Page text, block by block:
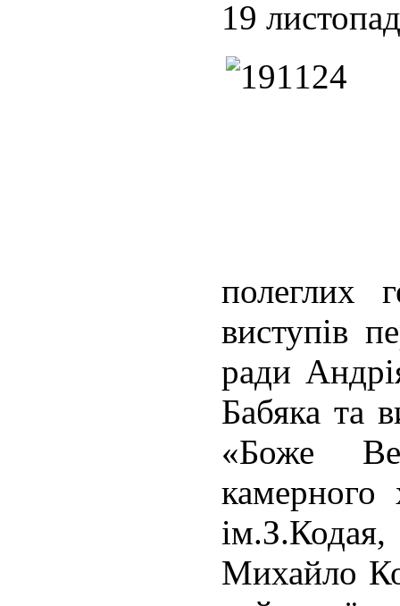
19
полеглих
виступів
ради
Бабяка та
«Боже
камерного
Михайло